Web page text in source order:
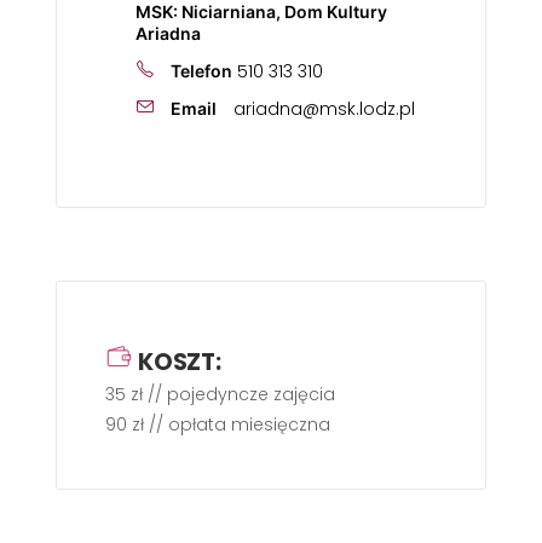
MSK: Niciarniana, Dom Kultury
Ariadna
Telefon 510 313 310
Email ariadna@msk.lodz.pl
KOSZT:
35 zł // pojedyncze zajęcia
90 zł // opłata miesięczna